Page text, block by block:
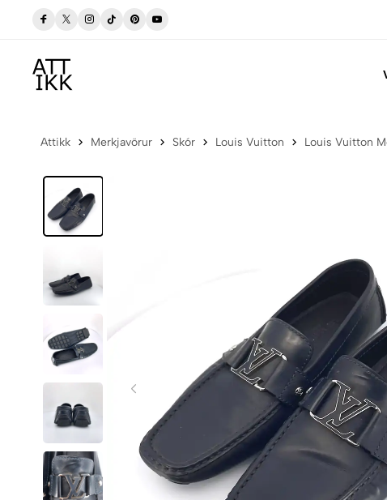
Núna
Attikk Merkjavörur Skór Louis Vuitton Louis Vuitton